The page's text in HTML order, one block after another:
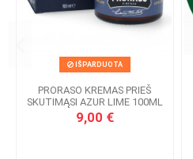
IŠPARDUOTA
PRORASO KREMAS PRIEŠ
SKUTIMĄSI AZUR LIME 100ML
9,00 €